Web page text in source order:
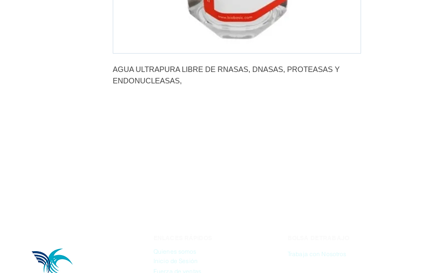
AGUA ULTRAPURA LIBRE DE RNASAS, DNASAS, PROTEASAS Y
ENDONUCLEASAS,
Quienes somos
Inicio de Sesión
Fuerza de ventas
Trabaja con Nosotros